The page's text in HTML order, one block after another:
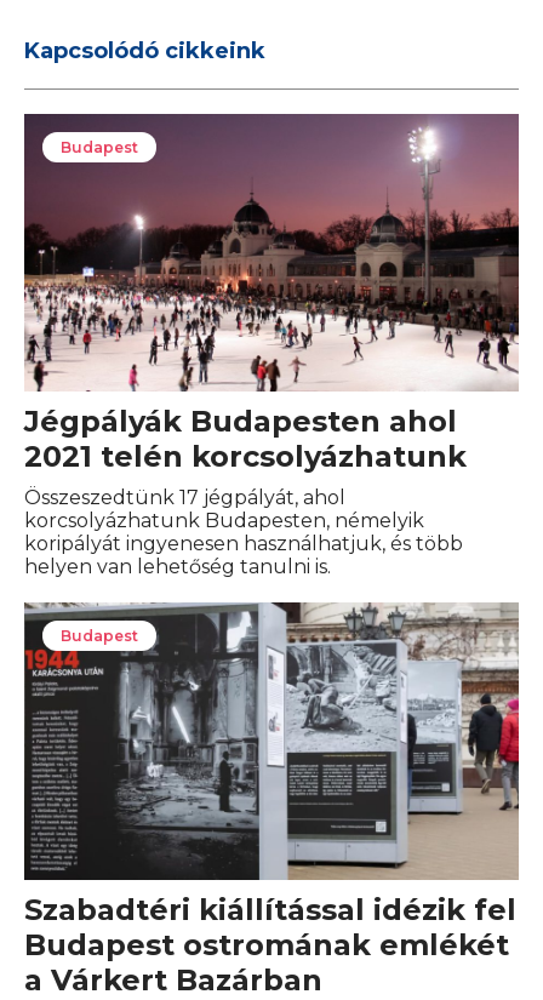
Kapcsolódó cikkeink
Budapest
Jégpályák Budapesten ahol
2021 telén korcsolyázhatunk
Összeszedtünk 17 jégpályát, ahol
korcsolyázhatunk Budapesten, némelyik
koripályát ingyenesen használhatjuk, és több
helyen van lehetőség tanulni is.
Budapest
Szabadtéri kiállítással idézik fel
Budapest ostromának emlékét
a Várkert Bazárban